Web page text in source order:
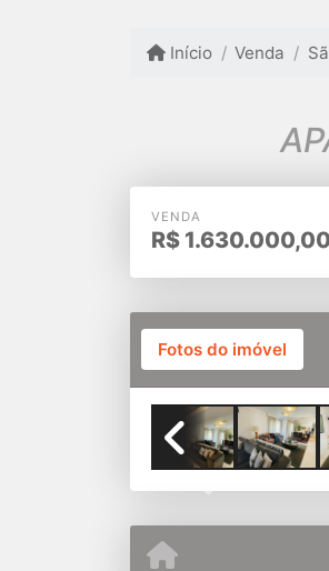
Início Venda
VENDA
R$ 1.630.000,00
Fotos do imóvel